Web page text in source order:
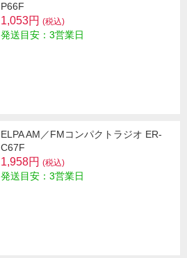
P66F
1,053円 (税込)
発送目安：3営業日
ELPA AM／FMコンパクトラジオ ER-
C67F
1,958円 (税込)
発送目安：3営業日